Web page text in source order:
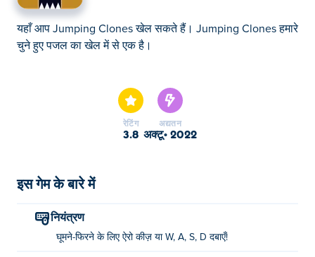
यहाँ आप Jumping Clones खेल सकते हैं। Jumping Clones हमारे
चुने हुए पजल का खेल में से एक है।
रेटिंग
3.8
अद्यतन
अक्टू॰ 2022
इस गेम के बारे में
नियंत्रण
घूमने-फिरने के लिए ऐरो कीज़ या W, A, S, D दबाएँ!